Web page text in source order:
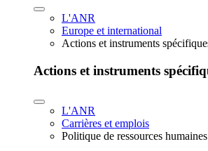
L'ANR
Europe et international
Actions et instruments
Actions et instruments
L'ANR
Carrières et emplois
Politique de ressources humaines